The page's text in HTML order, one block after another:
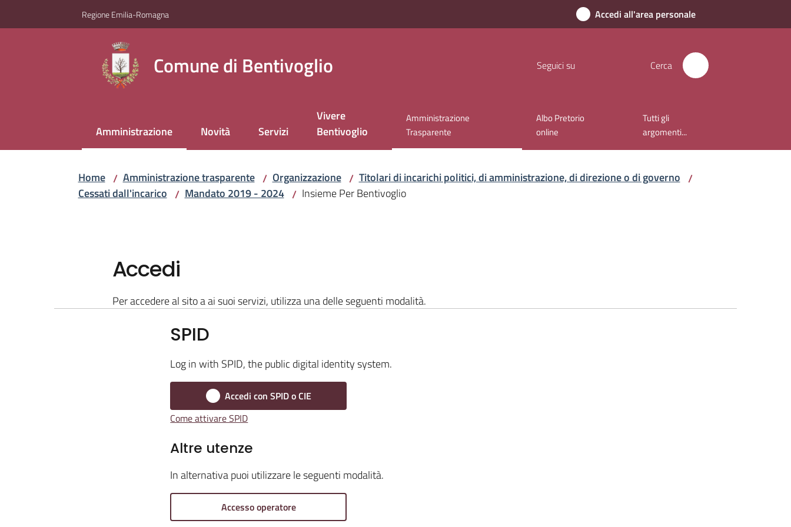
Regione Emilia-Romagna Accedi all'area personale
Comune di Bentivoglio Seguici su Cerca
Amministrazione
Menu selezionato Novità Servizi
Vivere
Bentivoglio
Amministrazione
Trasparente
Menu selezionato
Albo Pretorio
online
Tutti gli
argomenti...
Home / Amministrazione trasparente / Organizzazione / Titolari di incarichi politici, di amministrazione, di direzione o di governo /
Cessati dall'incarico / Mandato 2019 - 2024 / Insieme Per Bentivoglio
Accedi
Per accedere al sito a ai suoi servizi, utilizza una delle seguenti modalità.
SPID
Log in with SPID, the public digital identity system.
Accedi con SPID o CIE
Come attivare SPID
Altre utenze
In alternativa puoi utilizzare le seguenti modalità.
Accesso operatore